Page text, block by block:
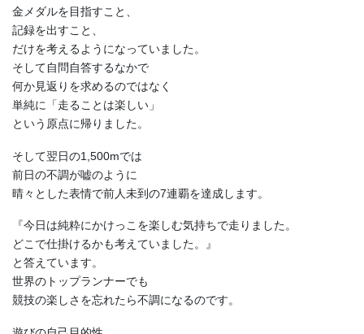
金メダルを目指すこと、
記録を出すこと、
だけを考えるようになっていました。
そして自問自答するなかで
何か見返りを求めるのではなく
単純に「走ることは楽しい」
という原点に帰りました。
そして翌日の1,500mでは
前日の不調が嘘のように
晴々とした表情で前人未到の7連覇を達成します。
『今日は純粋にかけっこを楽しむ気持ちで走りました。
どこで仕掛けるかも考えていました。』
と答えています。
世界のトップランナーでも
競技の楽しさを忘れたら不調になるのです。